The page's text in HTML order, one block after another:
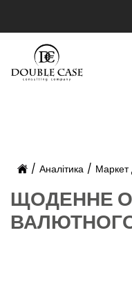
/ Аналітика / Маркет
ЩОДЕННЕ